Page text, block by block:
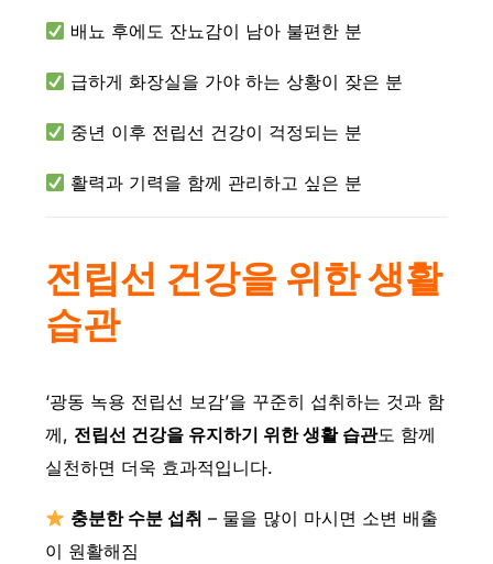
배뇨 후에도 잔뇨감이 남아 불편한 분
급하게 화장실을 가야 하는 상황이 잦은 분
중년 이후 전립선 건강이 걱정되는 분
활력과 기력을 함께 관리하고 싶은 분
전립선 건강을 위한 생활
습관
‘광동 녹용 전립선 보감’을 꾸준히 섭취하는 것과 함
께, 전립선 건강을 유지하기 위한 생활 습관도 함께
실천하면 더욱 효과적입니다.
충분한 수분 섭취 – 물을 많이 마시면 소변 배출
이 원활해짐